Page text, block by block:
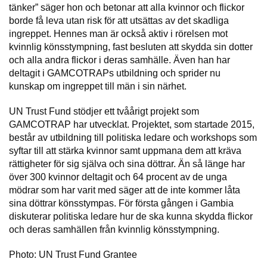
tänker” säger hon och betonar att alla kvinnor och flickor
borde få leva utan risk för att utsättas av det skadliga
ingreppet. Hennes man är också aktiv i rörelsen mot
kvinnlig könsstympning, fast besluten att skydda sin dotter
och alla andra flickor i deras samhälle. Även han har
deltagit i GAMCOTRAPs utbildning och sprider nu
kunskap om ingreppet till män i sin närhet.
UN Trust Fund stödjer ett tvåårigt projekt som
GAMCOTRAP har utvecklat. Projektet, som startade 2015,
består av utbildning till politiska ledare och workshops som
syftar till att stärka kvinnor samt uppmana dem att kräva
rättigheter för sig själva och sina döttrar. Än så länge har
över 300 kvinnor deltagit och 64 procent av de unga
mödrar som har varit med säger att de inte kommer låta
sina döttrar könsstympas. För första gången i Gambia
diskuterar politiska ledare hur de ska kunna skydda flickor
och deras samhällen från kvinnlig könsstympning.
Photo: UN Trust Fund Grantee